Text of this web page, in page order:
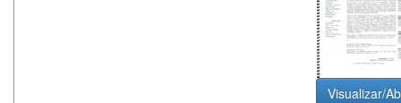
Visualizar/